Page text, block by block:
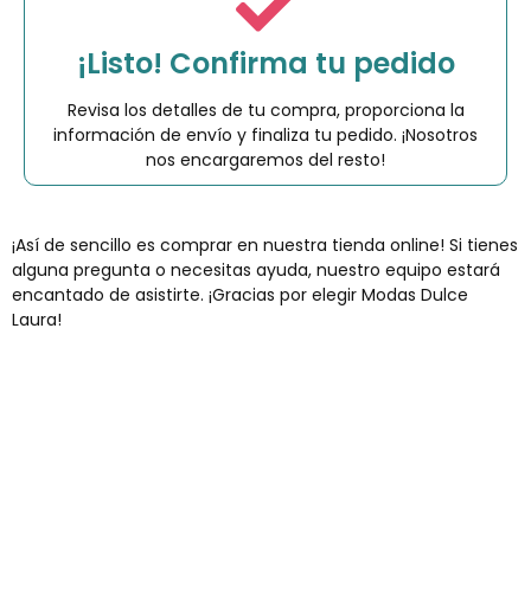
¡Listo! Confirma tu pedido
Revisa los detalles de tu compra, proporciona la
información de envío y finaliza tu pedido. ¡Nosotros
nos encargaremos del resto!
¡Así de sencillo es comprar en nuestra tienda online! Si tienes
alguna pregunta o necesitas ayuda, nuestro equipo estará
encantado de asistirte. ¡Gracias por elegir Modas Dulce
Laura!